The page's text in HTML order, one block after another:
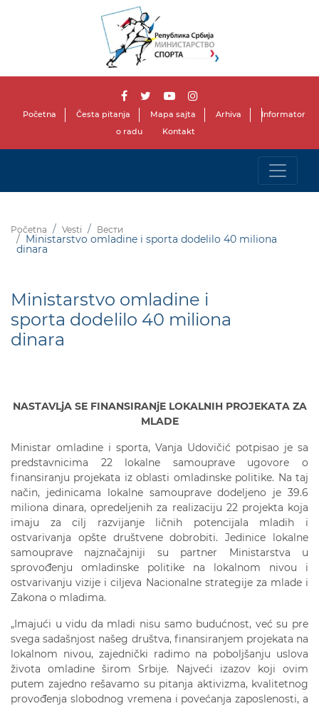
Početna Česta pitanja Mapa sajta Arhiva
Informator
o radu
Kontakt
Početna Vesti Вести
Ministarstvo omladine i sporta dodelilo 40 miliona
dinara
Ministarstvo omladine i
sporta dodelilo 40 miliona
dinara
NASTAVLjA SE FINANSIRANjE LOKALNIH PROJEKATA ZA
MLADE
Ministar omladine i sporta, Vanja Udovičić potpisao je sa
predstavnicima 22 lokalne samouprave ugovore o
finansiranju projekata iz oblasti omladinske politike. Na taj
način, jedinicama lokalne samouprave dodeljeno je 39.6
miliona dinara, opredeljenih za realizaciju 22 projekta koja
imaju za cilj razvijanje ličnih potencijala mladih i
ostvarivanja opšte društvene dobrobiti. Jedinice lokalne
samouprave najznačajniji su partner Ministarstva u
sprovođenju omladinske politike na lokalnom nivou i
ostvarivanju vizije i ciljeva Nacionalne strategije za mlade i
Zakona o mladima.
„Imajući u vidu da mladi nisu samo budućnost, već su pre
svega sadašnjost našeg društva, finansiranjem projekata na
lokalnom nivou, zajednički radimo na poboljšanju uslova
života omladine širom Srbije. Najveći izazov koji ovim
putem zajedno rešavamo su pitanja aktivizma, kvalitetnog
provođenja slobodnog vremena i povećanja zaposlenosti, a